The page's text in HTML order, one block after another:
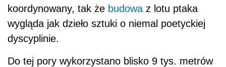
koordynowany, tak że budowa z lotu ptaka
wygląda jak dzieło sztuki o niemal poetyckiej
dyscyplinie.
Do tej pory wykorzystano blisko 9 tys. metrów